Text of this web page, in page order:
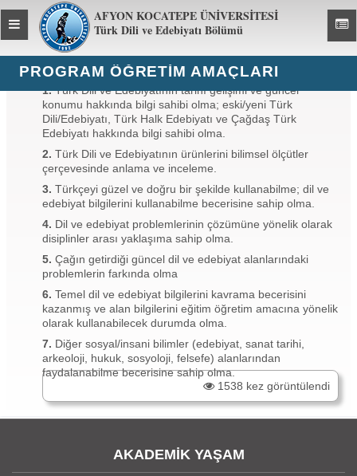
AFYON KOCATEPE ÜNİVERSİTESİ
Türk Dili ve Edebiyatı Bölümü
Toggle
global
navigation
PROGRAM ÖĞRETIM AMAÇLARI
1.Türk Dili ve Edebiyatının tarihî gelişimi ve güncel
konumu hakkında bilgi sahibi olma; eski/yeni Türk
Dili/Edebiyatı, Türk Halk Edebiyatı ve Çağdaş Türk
Edebiyatı hakkında bilgi sahibi olma.
2. Türk Dili ve Edebiyatının ürünlerini bilimsel ölçütler
çerçevesinde anlama ve inceleme.
3. Türkçeyi güzel ve doğru bir şekilde kullanabilme; dil ve
edebiyat bilgilerini kullanabilme becerisine sahip olma.
4. Dil ve edebiyat problemlerinin çözümüne yönelik olarak
disiplinler arası yaklaşıma sahip olma.
5. Çağın getirdiği güncel dil ve edebiyat alanlarındaki
problemlerin farkında olma
6. Temel dil ve edebiyat bilgilerini kavrama becerisini
kazanmış ve alan bilgilerini eğitim öğretim amacına yönelik
olarak kullanabilecek durumda olma.
7. Diğer sosyal/insani bilimler (edebiyat, sanat tarihi,
arkeoloji, hukuk, sosyoloji, felsefe) alanlarından
faydalanabilme becerisine sahip olma.
1538 kez görüntülendi
AKADEMİK YAŞAM